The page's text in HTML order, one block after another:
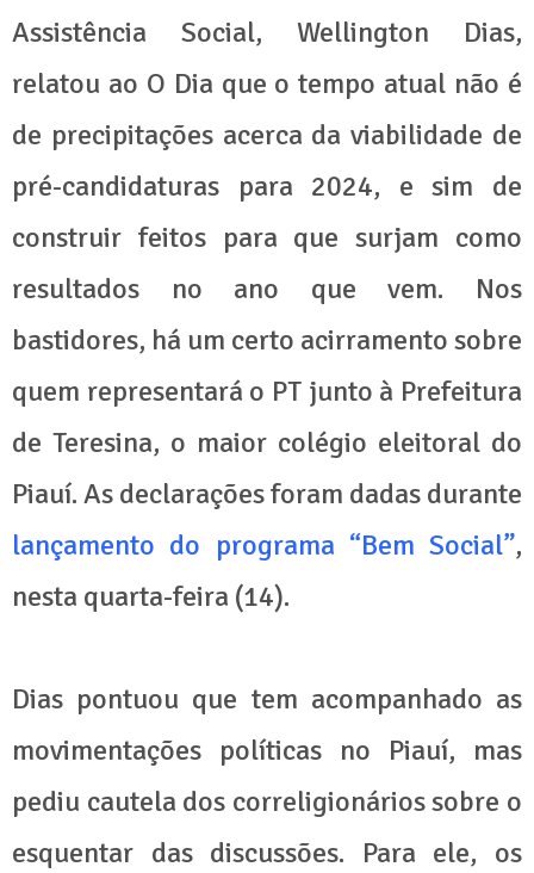
Assistência Social, Wellington Dias,
relatou ao O Dia que o tempo atual não é
de precipitações acerca da viabilidade de
pré-candidaturas para 2024, e sim de
construir feitos para que surjam como
resultados no ano que vem. Nos
bastidores, há um certo acirramento sobre
quem representará o PT junto à Prefeitura
de Teresina, o maior colégio eleitoral do
Piauí. As declarações foram dadas durante
lançamento do programa “Bem Social”,
nesta quarta-feira (14).
Dias pontuou que tem acompanhado as
movimentações políticas no Piauí, mas
pediu cautela dos correligionários sobre o
esquentar das discussões. Para ele, os